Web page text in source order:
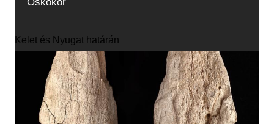
Kelet és Nyugat határán